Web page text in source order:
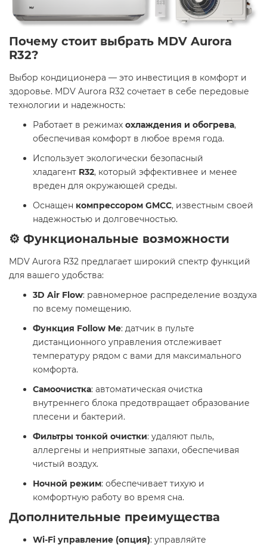
Почему стоит выбрать MDV Aurora
R32?
Выбор кондиционера — это инвестиция в комфорт и
здоровье. MDV Aurora R32 сочетает в себе передовые
технологии и надежность:​
Работает в режимах охлаждения и обогрева,
обеспечивая комфорт в любое время года.
Использует экологически безопасный
хладагент R32, который эффективнее и менее
вреден для окружающей среды.
Оснащен компрессором GMCC, известным своей
надежностью и долговечностью.​
⚙️ Функциональные возможности
MDV Aurora R32 предлагает широкий спектр функций
для вашего удобства:​
3D Air Flow: равномерное распределение воздуха
по всему помещению.
Функция Follow Me: датчик в пульте
дистанционного управления отслеживает
температуру рядом с вами для максимального
комфорта.
Самоочистка: автоматическая очистка
внутреннего блока предотвращает образование
плесени и бактерий.
Фильтры тонкой очистки: удаляют пыль,
аллергены и неприятные запахи, обеспечивая
чистый воздух.
Ночной режим: обеспечивает тихую и
комфортную работу во время сна.​
Дополнительные преимущества
Wi-Fi управление (опция): управляйте